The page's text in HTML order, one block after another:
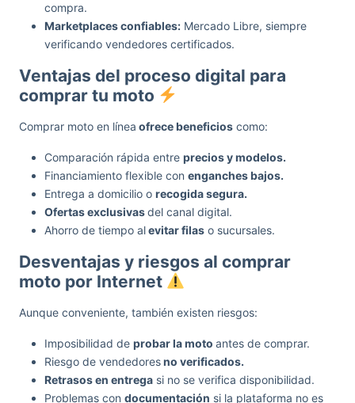
compra.
Marketplaces confiables: Mercado Libre, siempre
verificando vendedores certificados.
Ventajas del proceso digital para
comprar tu moto
Comprar moto en línea ofrece beneficios como:
Comparación rápida entre precios y modelos.
Financiamiento flexible con enganches bajos.
Entrega a domicilio o recogida segura.
Ofertas exclusivasdel canal digital.
Ahorro de tiempo alevitar filas o sucursales.
Desventajas y riesgos al comprar
moto por Internet
Aunque conveniente, también existen riesgos:
Imposibilidad de probar la moto antes de comprar.
Riesgo de vendedoresno verificados.
Retrasos en entrega si no se verifica disponibilidad.
Problemas con documentación si la plataforma no es